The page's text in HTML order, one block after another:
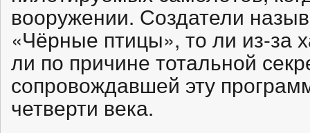
вооружении. Создатели
«Чёрные птицы», то ли из-за
ли по причине тотальной
сопровождавшей эту
четверти века.